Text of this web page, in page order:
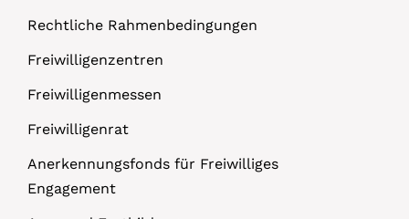
Rechtliche Rahmenbedingungen
Freiwilligenzentren
Freiwilligenmessen
Freiwilligenrat
Anerkennungsfonds für Freiwilliges
Engagement